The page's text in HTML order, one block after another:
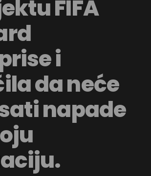
FIFA
i
da neće
napade